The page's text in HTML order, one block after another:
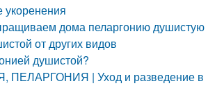
укоренения
дома пеларгонию душистую
от других видов
душистой?
| Уход и разведение в